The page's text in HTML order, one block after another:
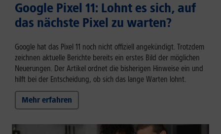
Google Pixel 11: Lohnt es sich, auf
das nächste Pixel zu warten?
Google hat das Pixel 11 noch nicht offiziell angekündigt. Trotzdem
zeichnen aktuelle Berichte bereits ein erstes Bild der möglichen
Neuerungen. Der Artikel ordnet die bisherigen Hinweise ein und
hilft bei der Entscheidung, ob sich das lange Warten lohnt.
Mehr erfahren